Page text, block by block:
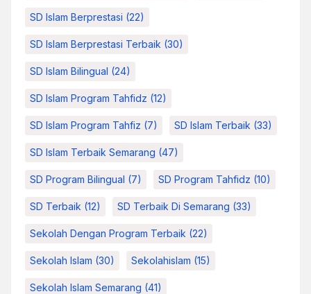
SD Islam Berprestasi (22)
SD Islam Berprestasi Terbaik (30)
SD Islam Bilingual (24)
SD Islam Program Tahfidz (12)
SD Islam Program Tahfiz (7) SD Islam Terbaik (33)
SD Islam Terbaik Semarang (47)
SD Program Bilingual (7) SD Program Tahfidz (10)
SD Terbaik (12) SD Terbaik Di Semarang (33)
Sekolah Dengan Program Terbaik (22)
Sekolah Islam (30) Sekolahislam (15)
Sekolah Islam Semarang (41)